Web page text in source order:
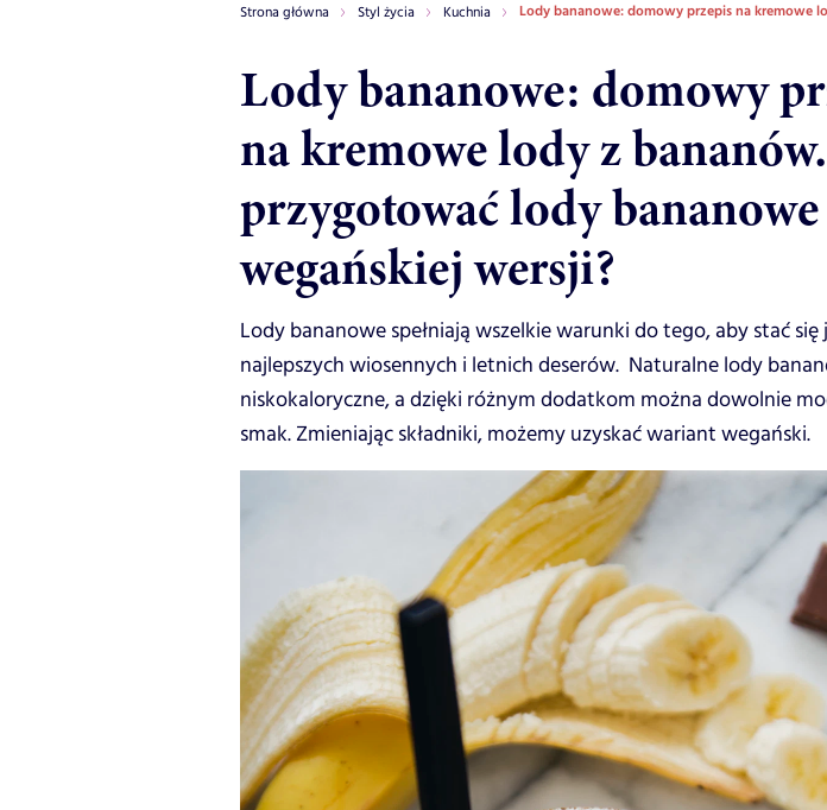
Strona główna Styl życia Kuchnia Lody bananowe: domowy przepis na kremowe
Lody bananowe: domowy
na kremowe lody z
przygotować lody
wegańskiej wersji?
Lody bananowe spełniają wszelkie warunki do tego, aby stać się
najlepszych wiosennych i letnich deserów. Naturalne lody
niskokaloryczne, a dzięki różnym dodatkom można dowolnie
smak. Zmieniając składniki, możemy uzyskać wariant wegański.